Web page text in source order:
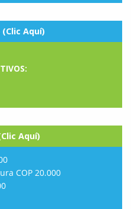
(Clic Aquí)
Aquí)
COP 20.000